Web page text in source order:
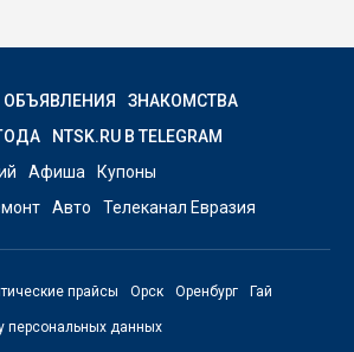
ОБЪЯВЛЕНИЯ
ЗНАКОМСТВА
NTSK.RU В TELEGRAM
Афиша
Купоны
Авто Телеканал Евразия
прайсы Орск Оренбург Гай
персональных данных